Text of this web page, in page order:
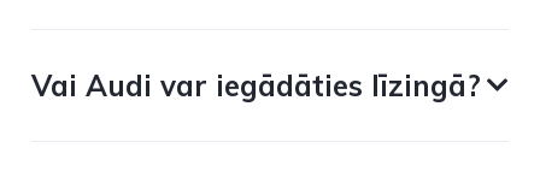
Vai Audi var iegādāties līzingā?